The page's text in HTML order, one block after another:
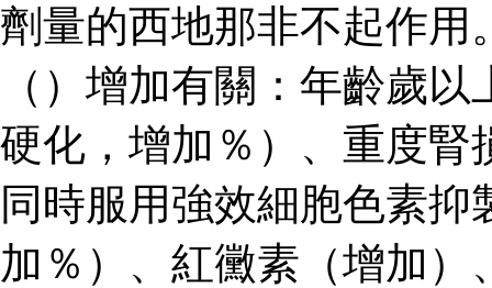
劑量的西地那非不起作用
（）增加有關：年齡歲
硬化，增加％）、重度腎
同時服用強效細胞色素
加％）、紅黴素（增加